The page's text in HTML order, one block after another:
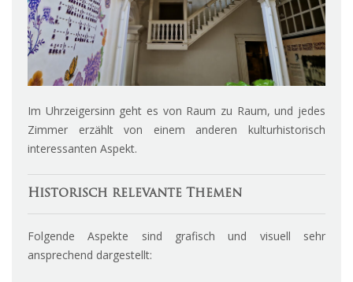
Im Uhrzeigersinn geht es von Raum zu Raum, und jedes
Zimmer erzählt von einem anderen kulturhistorisch
interessanten Aspekt.
Historisch relevante Themen
Folgende Aspekte sind grafisch und visuell sehr
ansprechend dargestellt: